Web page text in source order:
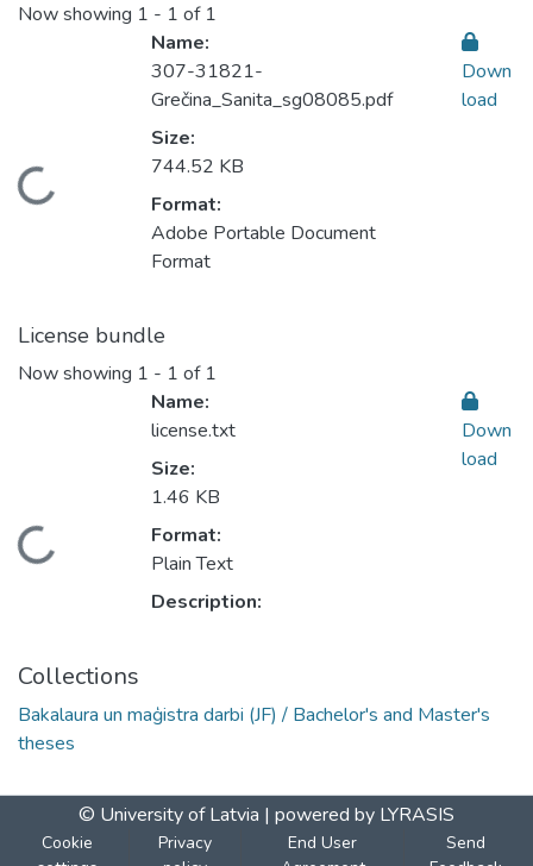
Now showing 1 - 1 of 1
Loading...
Name:
307-31821-
Grečina_Sanita_sg08085.pdf
Size:
744.52 KB
Format:
Adobe Portable Document
Format
Down
load
License bundle
Now showing 1 - 1 of 1
Loading...
Name:
license.txt
Size:
1.46 KB
Format:
Plain Text
Description:
Down
load
Collections
Bakalaura un maģistra darbi (JF) / Bachelor's and Master's
theses
© University of Latvia | powered by LYRASIS
Cookie
Privacy
End User
Send